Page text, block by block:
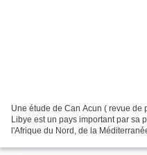
Une étude de Can Acun ( revue de
Libye est un pays important par sa
l'Afrique du Nord, de la